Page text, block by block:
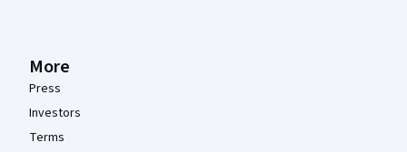
More
Press
Investors
Terms